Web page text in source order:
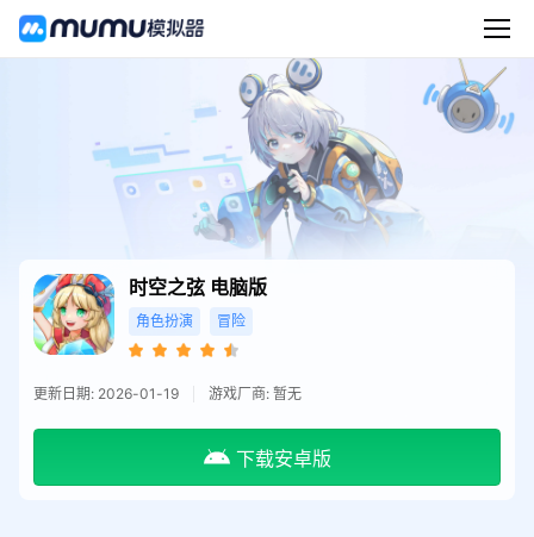
时空之弦 电脑版
角色扮演 冒险
更新日期: 2026-01-19 游戏厂商: 暂无
下载安卓版